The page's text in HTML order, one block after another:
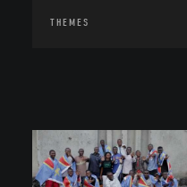
THEMES